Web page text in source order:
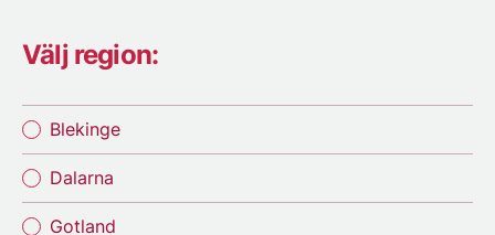
Välj region:
Blekinge
Dalarna
Gotland